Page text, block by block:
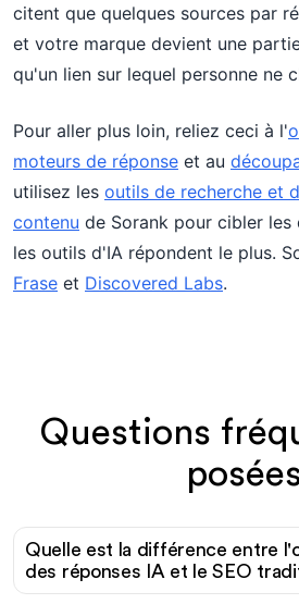
citent que quelques sources par
et votre marque devient une
qu'un lien sur lequel personne ne
Pour aller plus loin, reliez ceci à l'
moteurs de réponse et au
utilisez les outils de recherche et
contenu de Sorank pour cibler les
les outils d'IA répondent le plus.
Frase et Discovered Labs.
Questions
Quelle est la différence entre
des réponses IA et le SEO